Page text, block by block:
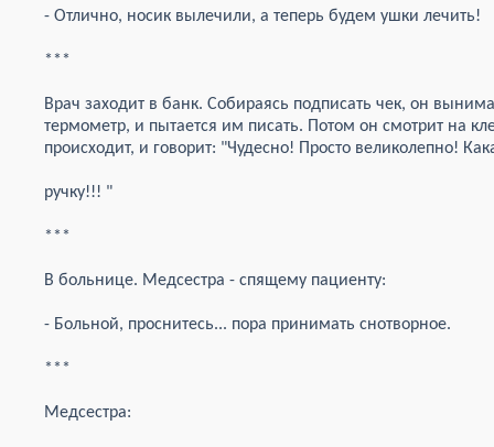
- Отлично, носик вылечили, а теперь будем ушки лечить!
***
Врач заходит в банк. Собираясь подписать чек, он
термометр, и пытается им писать. Потом он смотрит на
происходит, и говорит: "Чудесно! Просто великолепно!
ручку!!! "
***
В больнице. Медсестра - спящему пациенту:
- Больной, проснитесь... пора принимать снотворное.
***
Медсестра: